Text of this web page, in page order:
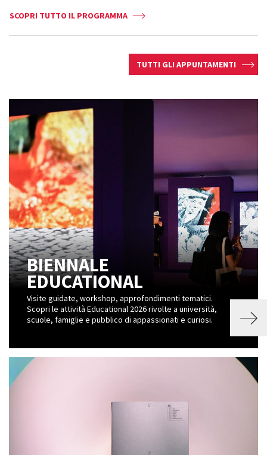
SCOPRI TUTTO IL PROGRAMMA
TUTTI GLI APPUNTAMENTI
BIENNALE
EDUCATIONAL
Visite guidate, workshop, approfondimenti tematici.
Scopri le attività Educational 2026 rivolte a università,
scuole, famiglie e pubblico di appassionati e curiosi.